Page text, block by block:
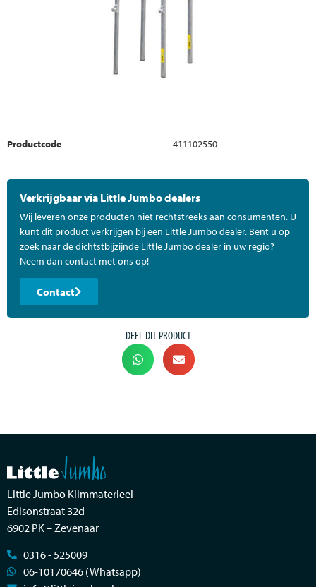
Productcode 411102550
Verkrijgbaar via Little Jumbo dealers
Wij leveren onze producten niet rechtstreeks aan consumenten. U
kunt dit product verkrijgen bij een Little Jumbo dealer. Bent u op
zoek naar de dichtstbijzijnde Little Jumbo dealer in uw regio?
Neem dan contact met ons op!
Contact
DEEL DIT PRODUCT
Little Jumbo Klimmaterieel
Edisonstraat 32d
6902 PK – Zevenaar
0316 - 525009
06-10170646 (Whatsapp)